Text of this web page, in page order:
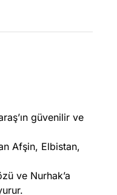
güvenilir ve
Afşin, Elbistan,
ve Nurhak’a